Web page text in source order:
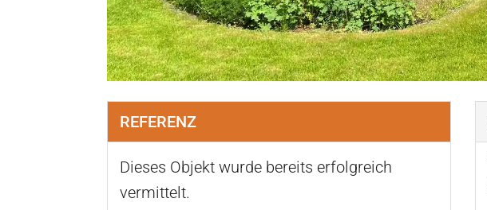
REFERENZ
Dieses Objekt wurde bereits erfolgreich
vermittelt.